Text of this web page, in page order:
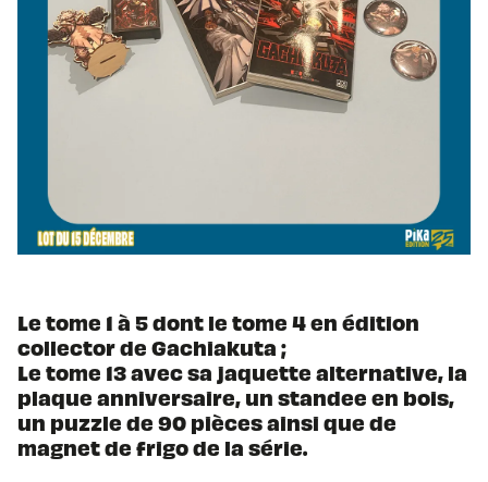
Le tome 1 à 5 dont le tome 4 en édition
collector de Gachiakuta ;
Le tome 13 avec sa jaquette alternative, la
plaque anniversaire, un standee en bois,
un puzzle de 90 pièces ainsi que de
magnet de frigo de la série.